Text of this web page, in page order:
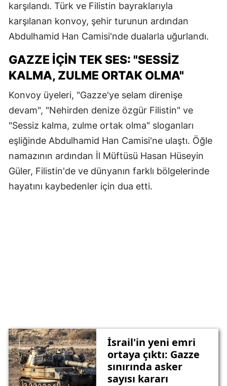
karşılandı. Türk ve Filistin bayraklarıyla
karşılanan konvoy, şehir turunun ardından
Abdulhamid Han Camisi'nde dualarla uğurlandı.
GAZZE IÇIN TEK SES: "SESSIZ
KALMA, ZULME ORTAK OLMA"
Konvoy üyeleri, "Gazze'ye selam direnişe
devam", "Nehirden denize özgür Filistin" ve
"Sessiz kalma, zulme ortak olma" sloganları
eşliğinde Abdulhamid Han Camisi'ne ulaştı. Öğle
namazının ardından İl Müftüsü Hasan Hüseyin
Güler, Filistin'de ve dünyanın farklı bölgelerinde
hayatını kaybedenler için dua etti.
İsrail'in yeni emri
ortaya çıktı: Gazze
sınırında asker
sayısı kararı